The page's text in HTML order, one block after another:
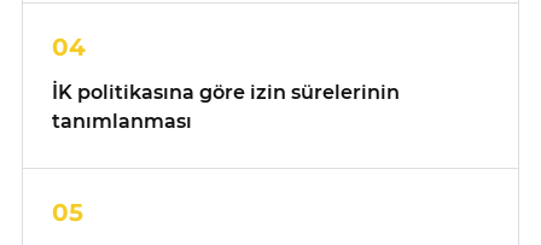
04
İK politikasına göre izin sürelerinin
tanımlanması
05